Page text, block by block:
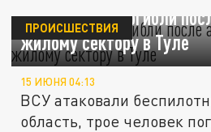
Три человека погибли
жилому сектору в Туле
ПРОИСШЕСТВИЯ
15 ИЮНЯ 04:13
ВСУ атаковали
область, трое человек